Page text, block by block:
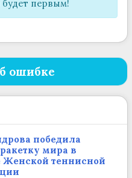
первым!
ошибке
победила
мира в
Женской теннисной